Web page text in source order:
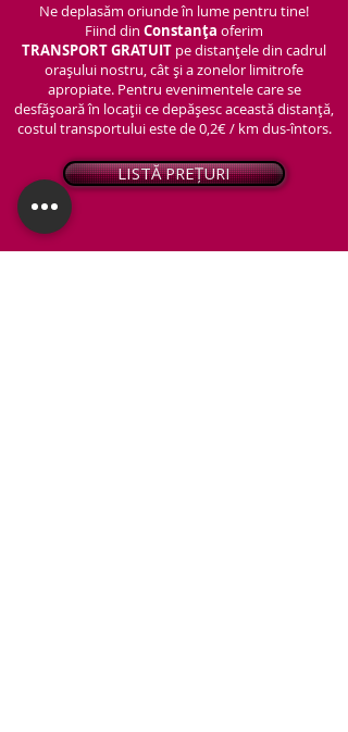
Ne deplasăm oriunde în lume pentru tine!
Fiind din Constanța oferim
TRANSPORTGRATUIT pe distanțele din cadrul
orașului nostru, cât și a zonelor limitrofe
apropiate. Pentru evenimentele care se
desfășoară în locații ce depășesc această distanță,
costul transportului este de 0,2€ / km dus-întors.
LISTĂ PREȚURI
© 2026 - Snap PhotoBooth